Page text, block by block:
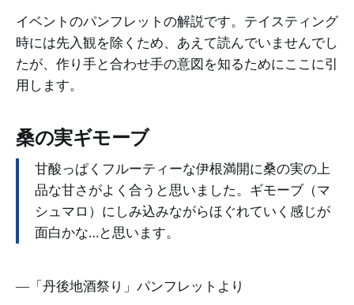
イベントのパンフレットの解説です。テイスティング
時には先入観を除くため、あえて読んでいませんでし
たが、作り手と合わせ手の意図を知るためにここに引
用します。
桑の実ギモーブ
甘酸っぱくフルーティーな伊根満開に桑の実の上
品な甘さがよく合うと思いました。ギモーブ（マ
シュマロ）にしみ込みながらほぐれていく感じが
面白かな…と思います。
―「丹後地酒祭り」パンフレットより